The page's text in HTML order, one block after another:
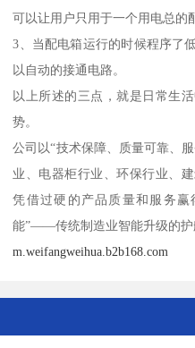
可以让用户只用于一个用电总的
3、当配电箱运行的时候程序了
以自动的接通电路。
以上所述的三点，就是日常生
势。
公司以“技术保障、质量可靠、
业、电器柜行业、环保行业、
凭借过硬的产品质量和服务
能”——传统制造业智能升级的护
m.weifangweihua.b2b168.com